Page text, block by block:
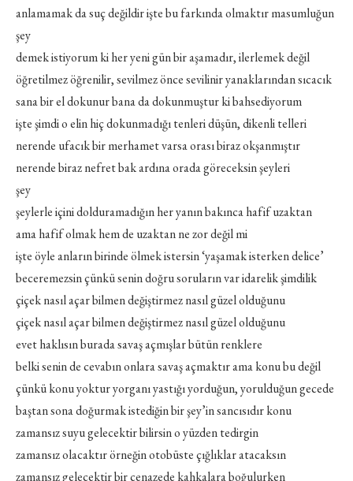
anlamamak da suç değildir işte bu farkında olmaktır masumluğun
şey
demek istiyorum ki her yeni gün bir aşamadır, ilerlemek değil
öğretilmez öğrenilir, sevilmez önce sevilinir yanaklarından sıcacık
sana bir el dokunur bana da dokunmuştur ki bahsediyorum
işte şimdi o elin hiç dokunmadığı tenleri düşün, dikenli telleri
nerende ufacık bir merhamet varsa orası biraz okşanmıştır
nerende biraz nefret bak ardına orada göreceksin şeyleri
şey
şeylerle içini dolduramadığın her yanın bakınca hafif uzaktan
ama hafif olmak hem de uzaktan ne zor değil mi
işte öyle anların birinde ölmek istersin ‘yaşamak isterken delice’
beceremezsin çünkü senin doğru soruların var idarelik şimdilik
çiçek nasıl açar bilmen değiştirmez nasıl güzel olduğunu
çiçek nasıl açar bilmen değiştirmez nasıl güzel olduğunu
evet haklısın burada savaş açmışlar bütün renklere
belki senin de cevabın onlara savaş açmaktır ama konu bu değil
çünkü konu yoktur yorganı yastığı yorduğun, yorulduğun gecede
baştan sona doğurmak istediğin bir şey’in sancısıdır konu
zamansız suyu gelecektir bilirsin o yüzden tedirgin
zamansız olacaktır örneğin otobüste çığlıklar atacaksın
zamansız gelecektir bir cenazede kahkalara boğulurken